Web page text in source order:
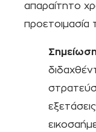
απαραίτητο
προετοιμασία